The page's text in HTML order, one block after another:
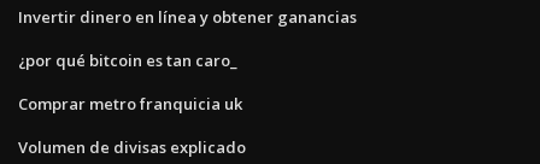
Invertir dinero en línea y obtener ganancias
¿por qué bitcoin es tan caro_
Comprar metro franquicia uk
Volumen de divisas explicado